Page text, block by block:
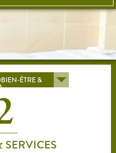
ÊTRE &
SERVICES